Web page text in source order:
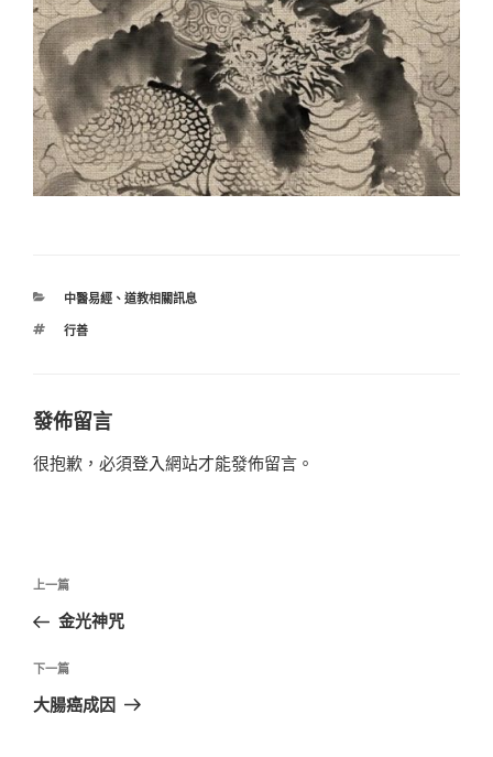
分
中醫易經、 道教相關訊息
標
行善
發佈留言
很抱歉，必須登入網站才能發佈留言。
文
導
覽
上
一
文
章
上一篇
金光神咒
下
一
下一篇
大腸癌成因